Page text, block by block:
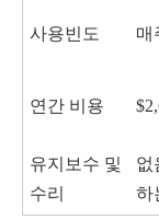
사용빈도 매
연간 비용
유지보수 및
수리
없
하